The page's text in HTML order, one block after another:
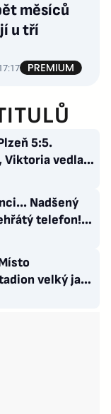
měsíců
u tří
5:5.
Viktoria vedla o
Nadšený
telefon!
velký jak
hvězdou